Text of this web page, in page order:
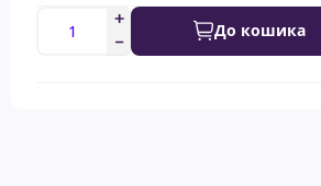
До кошика